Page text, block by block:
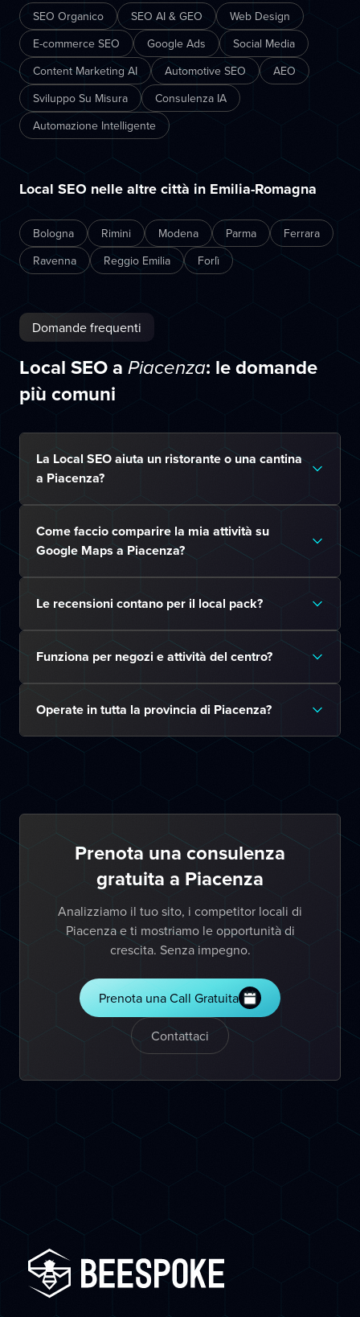
SEO Organico SEO AI & GEO
Web Design
E-commerce SEO
Google Ads
Social Media
Content Marketing AI
Automotive SEO
AEO
Sviluppo Su Misura
Consulenza IA
Automazione Intelligente
Local SEO nelle altre città in Emilia-Romagna
Bologna Rimini Modena Parma
Ferrara
Ravenna
Reggio Emilia Forlì
Domande frequenti
Local SEO aPiacenza: le domande
più comuni
La Local SEO aiuta un ristorante o una cantina
a Piacenza?
Come faccio comparire la mia attività su
Google Maps a Piacenza?
Le recensioni contano per il local pack?
Funziona per negozi e attività del centro?
Operate in tutta la provincia di Piacenza?
Prenota una consulenza
gratuita a Piacenza
Analizziamo il tuo sito, i competitor locali di
Piacenza e ti mostriamo le opportunità di
crescita. Senza impegno.
Prenota una Call Gratuita
Contattaci